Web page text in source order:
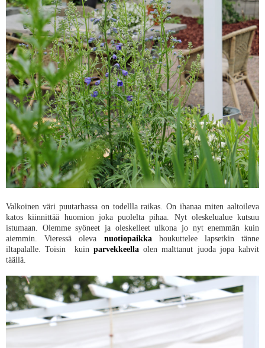
Valkoinen väri puutarhassa on todellla raikas. On ihanaa miten aaltoileva
katos kiinnittää huomion joka puolelta pihaa. Nyt oleskelualue kutsuu
istumaan. Olemme syöneet ja oleskelleet ulkona jo nyt enemmän kuin
aiemmin. Vieressä oleva nuotiopaikkahoukuttelee lapsetkin tänne
iltapalalle. Toisin kuin parvekkeellaolen malttanut juoda jopa kahvit
täällä.